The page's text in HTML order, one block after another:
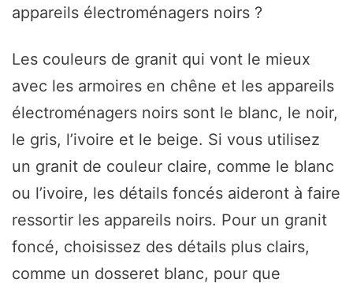
appareils électroménagers noirs ?
Les couleurs de granit qui vont le mieux
avec les armoires en chêne et les appareils
électroménagers noirs sont le blanc, le noir,
le gris, l’ivoire et le beige. Si vous utilisez
un granit de couleur claire, comme le blanc
ou l’ivoire, les détails foncés aideront à faire
ressortir les appareils noirs. Pour un granit
foncé, choisissez des détails plus clairs,
comme un dosseret blanc, pour que